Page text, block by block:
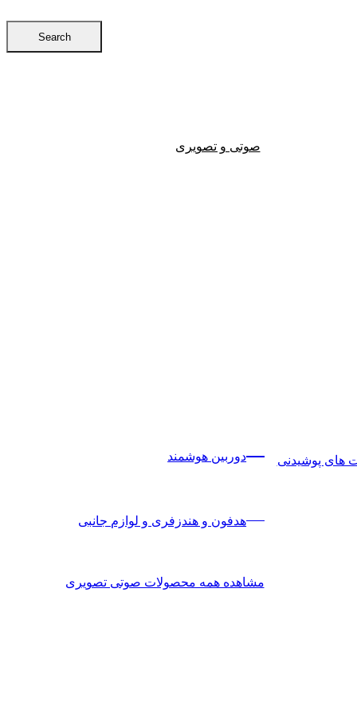
Search
های پوشیدنی
صوتی و تصویری
دوربین هوشمند
هدفون و هندزفری و لوازم جانبی
مشاهده همه محصولات صوتی تصویری